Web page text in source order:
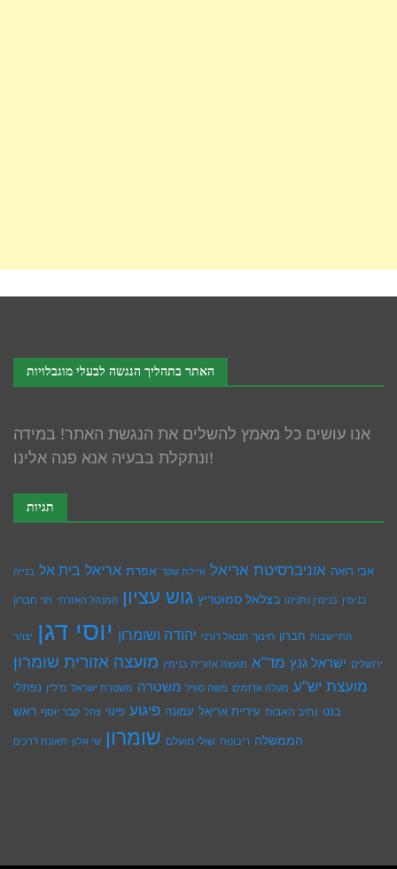
האתר בתהליך הנגשה לבעלי מוגבלויות
אנו עושים כל מאמץ להשלים את הנגשת האתר! במידה
ונתקלת בבעיה אנא פנה אלינו!
תגיות
אבי רואה אוניברסיטת אריאל איילת שקד אפרת אריאל בית אל בנייה
בנימין בנימין נתניהו בצלאל סמוטריץ גוש עציון המנהל האזרחי הר חברון
התיישבות חברון חינוך חננאל דורני יהודה ושומרון יוסי דגן יצהר
ירושלים ישראל גנץ מד"א מועצה אזורית בנימין מועצה אזורית שומרון
מועצת יש''ע מעלה אדומים משה סוויל משטרה משטרת ישראל נדל''ן נפתלי
בנט נתיב האבות עיריית אריאל עמונה פיגוע פינוי צהל קבר יוסף ראש
הממשלה ריבונות שולי מועלם שומרון שי אלון תאונת דרכים